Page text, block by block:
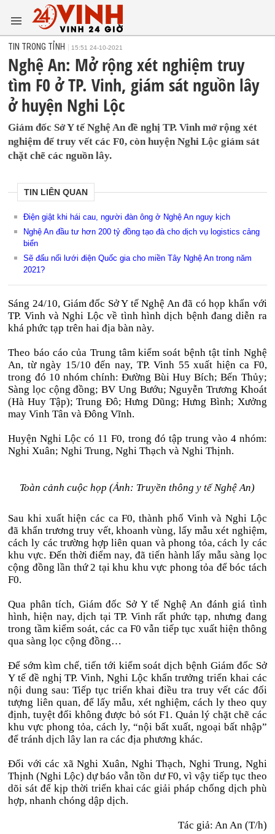
TIN TRONG TỈNH 15:51 24-10-2021
Nghệ An: Mở rộng xét nghiệm truy
tìm F0 ở TP. Vinh, giám sát nguồn lây
ở huyện Nghi Lộc
Giám đốc Sở Y tế Nghệ An đề nghị TP. Vinh mở rộng xét
nghiệm để truy vết các F0, còn huyện Nghi Lộc giám sát
chặt chẽ các nguồn lây.
TIN LIÊN QUAN
Điện giật khi hái cau, người đàn ông ở Nghệ An nguy kịch
Nghệ An đầu tư hơn 200 tỷ đồng tạo đà cho dịch vụ logistics cảng
biển
Sẽ đấu nối lưới điện Quốc gia cho miền Tây Nghệ An trong năm
2021?
Sáng 24/10, Giám đốc Sở Y tế Nghệ An đã có họp khẩn với
TP. Vinh và Nghi Lộc về tình hình dịch bệnh đang diễn ra
khá phức tạp trên hai địa bàn này.
Theo báo cáo của Trung tâm kiểm soát bệnh tật tỉnh Nghệ
An, từ ngày 15/10 đến nay, TP. Vinh 55 xuất hiện ca F0,
trong đó 10 nhóm chính: Đường Bùi Huy Bích; Bến Thủy;
Sàng lọc cộng đồng; BV Ung Bướu; Nguyễn Trương Khoát
(Hà Huy Tập); Trung Đô; Hưng Dũng; Hưng Bình; Xưởng
may Vinh Tân và Đông Vĩnh.
Huyện Nghi Lộc có 11 F0, trong đó tập trung vào 4 nhóm:
Nghi Xuân; Nghi Trung, Nghi Thạch và Nghi Thịnh.
Toàn cảnh cuộc họp(Ảnh: Truyền thông y tế Nghệ An)
Sau khi xuất hiện các ca F0, thành phố Vinh và Nghi Lộc
đã khẩn trương truy vết, khoanh vùng, lấy mẫu xét nghiệm,
cách ly các trường hợp liên quan và phong tỏa, cách ly các
khu vực. Đến thời điểm nay, đã tiến hành lấy mẫu sàng lọc
cộng đồng lần thứ 2 tại khu khu vực phong tỏa để bóc tách
F0.
Qua phân tích, Giám đốc Sở Y tế Nghệ An đánh giá tình
hình, hiện nay, dịch tại TP. Vinh rất phức tạp, nhưng đang
trong tầm kiểm soát, các ca F0 vẫn tiếp tục xuất hiện thông
qua sàng lọc cộng đồng…
Để sớm kìm chế, tiến tới kiểm soát dịch bệnh Giám đốc Sở
Y tế đề nghị TP. Vinh, Nghi Lộc khẩn trưởng triển khai các
nội dung sau: Tiếp tục triển khai điều tra truy vết các đối
tượng liên quan, để lấy mẫu, xét nghiệm, cách ly theo quy
định, tuyệt đối không được bỏ sót F1. Quản lý chặt chẽ các
khu vực phong tỏa, cách ly, “nội bất xuất, ngoại bất nhập”
để tránh dịch lây lan ra các địa phương khác.
Đối với các xã Nghi Xuân, Nghi Thạch, Nghi Trung, Nghi
Thịnh (Nghi Lộc) dự báo vẫn tồn dư F0, vì vậy tiếp tục theo
dõi sát để kịp thời triển khai các giải pháp chống dịch phù
hợp, nhanh chóng dập dịch.
Tác giả: An An (T/h)